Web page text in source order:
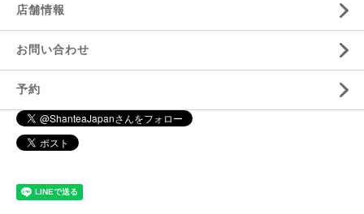
店舗情報
お問い合わせ
予約